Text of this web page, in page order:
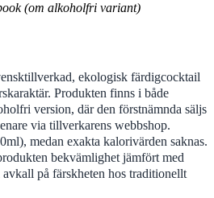
(om alkoholfri variant)
ekologisk färdigcocktail
Produkten finns i både
version, där den förstnämnda säljs
via tillverkarens webbshop.
medan exakta kalorivärden saknas.
bekvämlighet jämfört med
på färskheten hos traditionellt